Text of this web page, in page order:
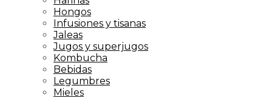
Hongos
Infusiones y tisanas
Jaleas
Jugos y superjugos
Kombucha
Bebidas
Legumbres
Mieles